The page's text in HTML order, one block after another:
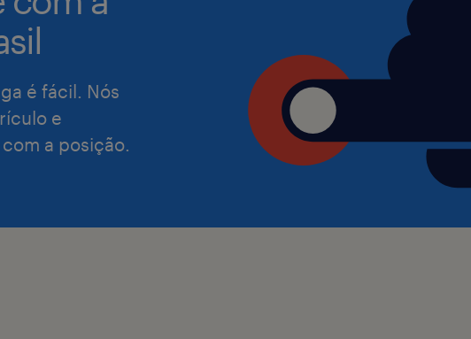
Ter disponibilidade para estar presente
Atendimento e Distribuição de Cotia
semana e atuar em diferentes turnos
às 06h00), conforme planejamento
é fácil. Nós
e
a posição.